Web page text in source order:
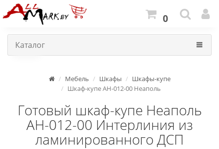
0
Каталог
Мебель Шкафы
Шкафы-купе
Шкаф-купе АН-012-00 Неаполь
Готовый шкаф-купе Неаполь
АН-012-00 Интерлиния из
ламинированного ДСП